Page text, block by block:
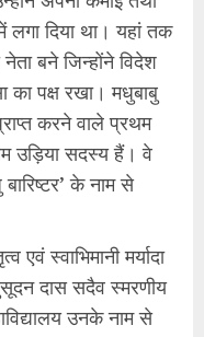
लगा दिया था। यहां तक
बने जिन्होंने विदेश
पक्ष रखा। मधुबाबु
करने वाले प्रथम
उड़िया सदस्य हैं। वे
के नाम से
स्वाभिमानी मर्यादा
दास सदैव स्मरणीय
उनके नाम से